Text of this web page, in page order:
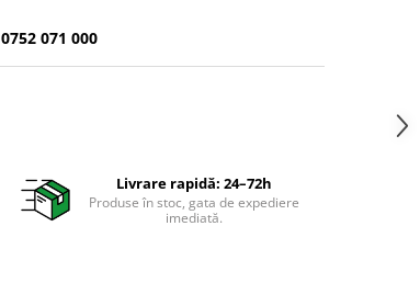
0752 071 000
Livrare rapidă: 24–72h
Produse în stoc, gata de expediere
imediată.